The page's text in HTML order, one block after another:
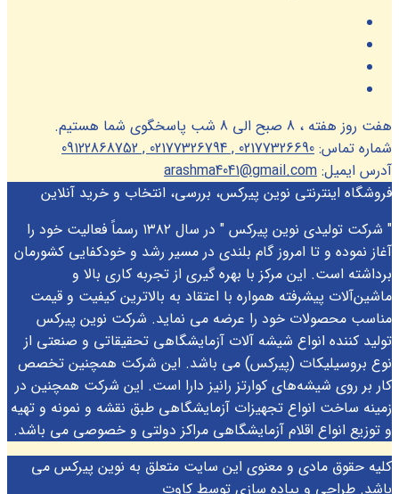
هفت روز هفته ، 8 صبح الی 8 شب پاسخگوی شما هستیم.
شماره تماس: 02177326690 , 02177326794 , 09122868752
آدرس ایمیل: arashma4041@gmail.com
فروشگاه اینترنتی نوین پیرکس، بررسی، انتخاب و خرید آنلاین
" شرکت تولیدی نوین پیرکس " در سال ۱۳۸۲ رسماً فعالیت خود را
آغاز نموده و تا امروز گام بلندی در مسیر رشد و خودکفایی کشورمان
برداشته است. این مرکز با بهره گیری از تجربه کاری بالا و
ماشین‌آلات پیشرفته همواره با اعتقاد به بالاترین کیفیت و قیمت
مناسب محصولات خود را عرضه می نماید. شرکت نوین پیرکس
تولید کننده انواع شیشه آلات آزمایشگاهی تحقیقاتی و صنعتی از
نوع بروسیلیکات (پیرکس) می باشد. این شرکت همچنین تخصص
کار بر روی شیشه‌های کوارتز رانیز دارا است. این شرکت همچنین در
زمینه ساخت انواع تجهیزات آزمایشگاهی طبق نقشه و نمونه و تهیه
و توزیع انواع اقلام آزمایشگاهی ‌مراکز دولتی و خصوصی می باشد.
کلیه حقوق مادی و معنوی این سایت متعلق به نوین پیرکس می
باشد. طراحی و پیاده سازی توسط کاوت